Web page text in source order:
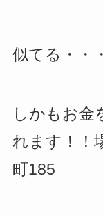
似てる・・
しかもお金
れます！！
町185